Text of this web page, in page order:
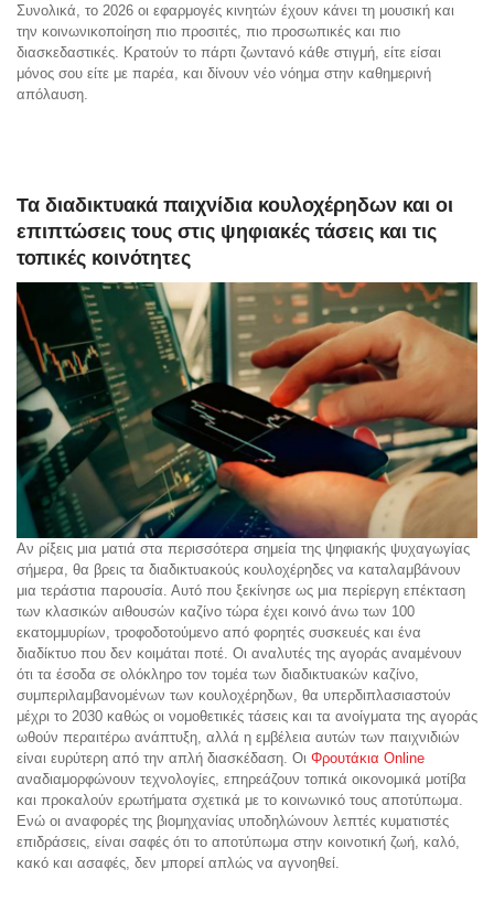
Συνολικά, το 2026 οι εφαρμογές κινητών έχουν κάνει τη μουσική και
την κοινωνικοποίηση πιο προσιτές, πιο προσωπικές και πιο
διασκεδαστικές. Κρατούν το πάρτι ζωντανό κάθε στιγμή, είτε είσαι
μόνος σου είτε με παρέα, και δίνουν νέο νόημα στην καθημερινή
απόλαυση.
Τα διαδικτυακά παιχνίδια κουλοχέρηδων και οι
επιπτώσεις τους στις ψηφιακές τάσεις και τις
τοπικές κοινότητες
Αν ρίξεις μια ματιά στα περισσότερα σημεία της ψηφιακής ψυχαγωγίας
σήμερα, θα βρεις τα διαδικτυακούς κουλοχέρηδες να καταλαμβάνουν
μια τεράστια παρουσία. Αυτό που ξεκίνησε ως μια περίεργη επέκταση
των κλασικών αιθουσών καζίνο τώρα έχει κοινό άνω των 100
εκατομμυρίων, τροφοδοτούμενο από φορητές συσκευές και ένα
διαδίκτυο που δεν κοιμάται ποτέ. Οι αναλυτές της αγοράς αναμένουν
ότι τα έσοδα σε ολόκληρο τον τομέα των διαδικτυακών καζίνο,
συμπεριλαμβανομένων των κουλοχέρηδων, θα υπερδιπλασιαστούν
μέχρι το 2030 καθώς οι νομοθετικές τάσεις και τα ανοίγματα της αγοράς
ωθούν περαιτέρω ανάπτυξη, αλλά η εμβέλεια αυτών των παιχνιδιών
είναι ευρύτερη από την απλή διασκέδαση. Οι Φρουτάκια Online
αναδιαμορφώνουν τεχνολογίες, επηρεάζουν τοπικά οικονομικά μοτίβα
και προκαλούν ερωτήματα σχετικά με το κοινωνικό τους αποτύπωμα.
Ενώ οι αναφορές της βιομηχανίας υποδηλώνουν λεπτές κυματιστές
επιδράσεις, είναι σαφές ότι το αποτύπωμα στην κοινοτική ζωή, καλό,
κακό και ασαφές, δεν μπορεί απλώς να αγνοηθεί.